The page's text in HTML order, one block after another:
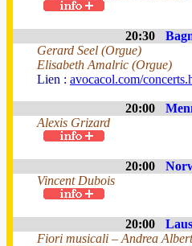
20:30
Gerard Seel (Orgue)
Elisabeth Amalric (Orgue)
Lien : avocacol.com/
20:00
Alexis Grizard
20:00
Vincent Dubois
20:00
Fiori musicali – Andrea